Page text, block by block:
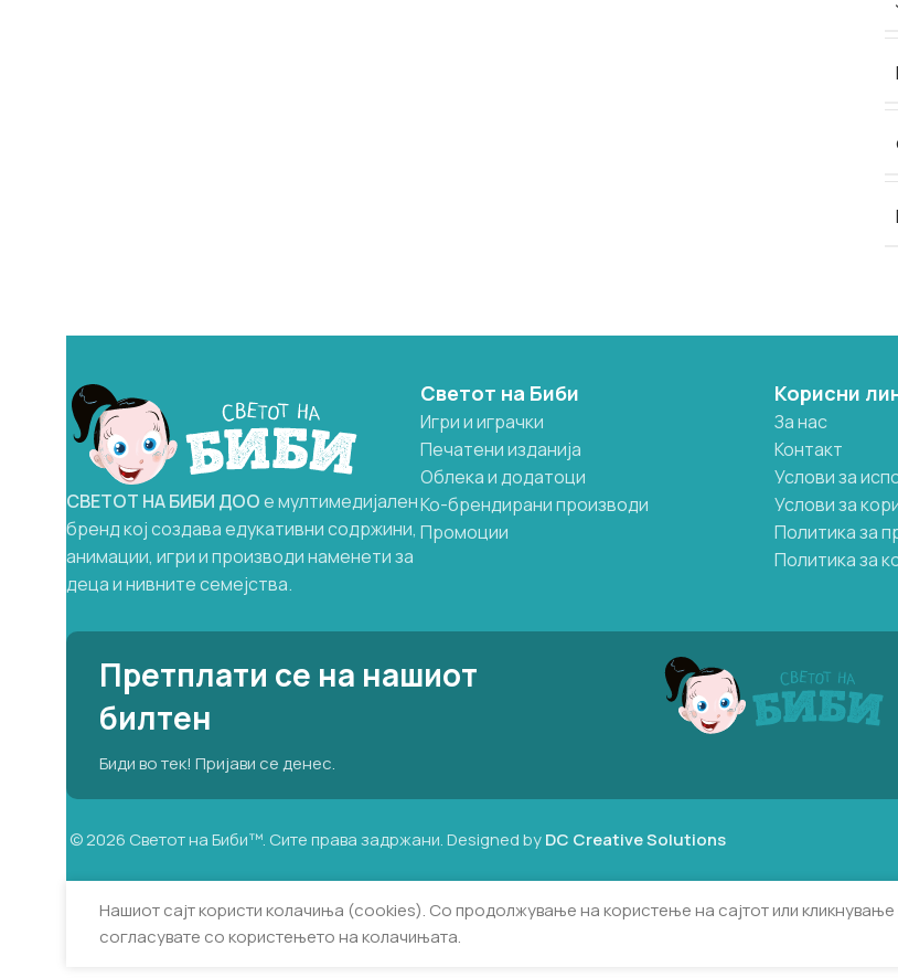
СВЕТОТ НАБИБИ ДООе мултимедијален
бренд кој создава едукативни содржини,
анимации, игри и производи наменети за
деца и нивните семејства.
Светот на Биби
Игри и играчки
Печатени изданија
Облека и додатоци
Ко-брендирани производи
Промоции
Корисни
За нас
Контакт
Услови за
Услови за
Политика за
Политика за
Претплати се на нашиот
билтен
Биди во тек! Пријави се денес.
©2026 Светот на Биби™. Сите права задржани. Designed byDC Creative Solutions
Нашиот сајт користи колачиња (cookies). Со продолжување на користење на сајтот или кликнување
согласувате со користењето на колачињата.